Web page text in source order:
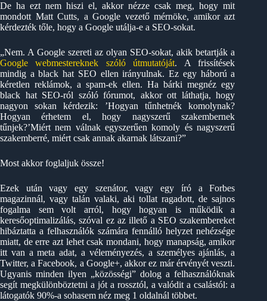
De ha ezt nem hiszi el, akkor nézze csak meg, hogy mit
mondott Matt Cutts, a Google vezető mérnöke, amikor azt
kérdezték tőle, hogy a Google utálja-e a SEO-sokat.
„Nem. A Google szereti az olyan SEO-sokat, akik betartják a
Google webmestereknek szóló útmutatóját. A frissítések
mindig a black hat SEO ellen irányulnak. Ez egy háború a
kéretlen reklámok, a spam-ek ellen. Ha bárki megnéz egy
black hat SEO-ról szóló fórumot, akkor ott láthatja, hogy
nagyon sokan kérdezik: ’Hogyan tűnhetnék komolynak?
Hogyan érhetem el, hogy nagyszerű szakembernek
tűnjek?’Miért nem válnak egyszerűen komoly és nagyszerű
szakemberré, miért csak annak akarnak látszani?”
Most akkor foglaljuk össze!
Ezek után vagy egy szenátor, vagy egy író a Forbes
magazinnál, vagy talán valaki, aki tollat ragadott, de sajnos
fogalma sem volt arról, hogy hogyan is működik a
keresőoptimalizálás, szóval ez az illető a SEO szakembereket
hibáztatta a felhasználók számára fennálló helyzet nehézsége
miatt, de erre azt lehet csak mondani, hogy manapság, amikor
itt van a meta adat, a véleményezés, a személyes ajánlás, a
Twitter, a Facebook, a Google+, akkor ez már érvényét veszti.
Ugyanis minden ilyen „közösségi” dolog a felhasználóknak
segít megkülönböztetni a jót a rossztól, a valódit a csalástól: a
látogatók 90%-a sohasem néz meg 1 oldalnál többet.